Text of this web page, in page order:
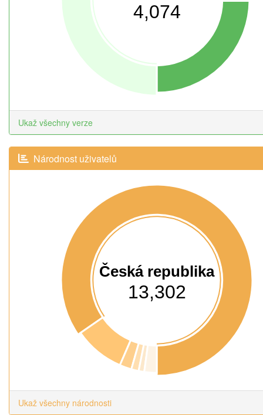
4,074
Ukaž všechny verze
Národnost uživatelů
Česká republika
13,302
Ukaž všechny národnosti